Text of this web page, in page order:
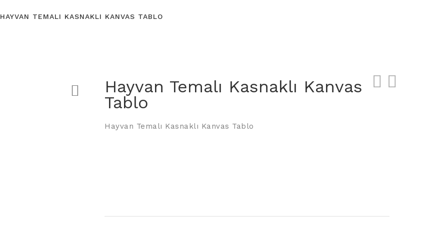
HAYVAN TEMALI KASNAKLI KANVAS TABLO
Hayvan Temalı Kasnaklı Kanvas
Tablo
Hayvan Temalı Kasnaklı Kanvas Tablo